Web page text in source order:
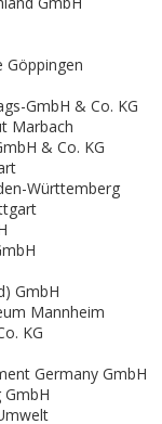
Göppingen
GmbH & Co. KG
Marbach
& Co. KG
Württemberg
GmbH
Mannheim
KG
Germany GmbH